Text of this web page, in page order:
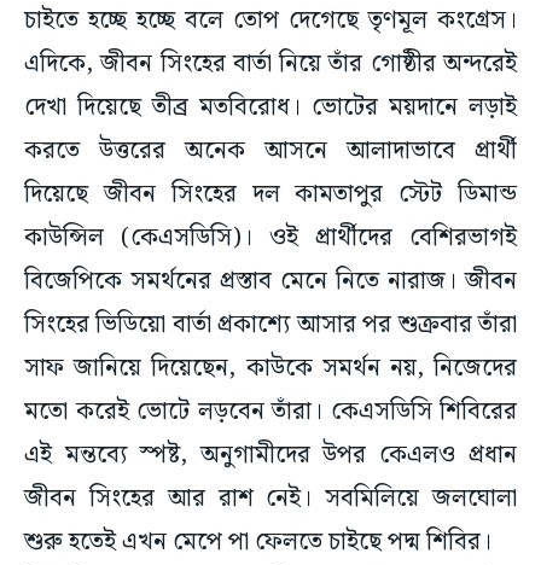
চাইতে হচ্ছে হচ্ছে বলে তোপ দেগেছে তৃণমূল কংগ্রেস।
এদিকে, জীবন সিংহের বার্তা নিয়ে তাঁর গোষ্ঠীর অন্দরেই
দেখা দিয়েছে তীব্র মতবিরোধ। ভোটের ময়দানে লড়াই
করতে উত্তরের অনেক আসনে আলাদাভাবে প্রার্থী
দিয়েছে জীবন সিংহের দল কামতাপুর স্টেট ডিমান্ড
কাউন্সিল (কেএসডিসি)। ওই প্রার্থীদের বেশিরভাগই
বিজেপিকে সমর্থনের প্রস্তাব মেনে নিতে নারাজ। জীবন
সিংহের ভিডিয়ো বার্তা প্রকাশ্যে আসার পর শুক্রবার তাঁরা
সাফ জানিয়ে দিয়েছেন, কাউকে সমর্থন নয়, নিজেদের
মতো করেই ভোটে লড়বেন তাঁরা। কেএসডিসি শিবিরের
এই মন্তব্যে স্পষ্ট, অনুগামীদের উপর কেএলও প্রধান
জীবন সিংহের আর রাশ নেই। সবমিলিয়ে জলঘোলা
শুরু হতেই এখন মেপে পা ফেলতে চাইছে পদ্ম শিবির।